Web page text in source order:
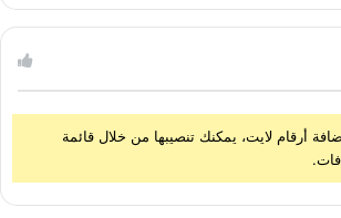
أرقام لايت، يمكنك تنصيبها من خلال قائمة